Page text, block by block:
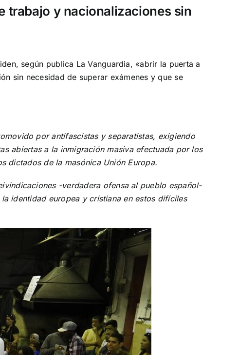
trabajo y nacionalizaciones sin
según publica La Vanguardia, «abrir la puerta a
sin necesidad de superar exámenes y que se
por antifascistas y separatistas, exigiendo
abiertas a la inmigración masiva efectuada por los
dictados de la masónica Unión Europa.
-verdadera ofensa al pueblo español-
identidad europea y cristiana en estos difíciles